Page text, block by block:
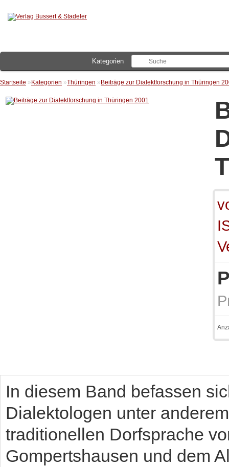
Kategorien
Startseite » Kategorien »Thüringen » Beiträge zur Dialektforschung in Thüringen
In diesem Band befassen
Dialektologen unter
traditionellen Dorfsprache
Gompertshausen und dem